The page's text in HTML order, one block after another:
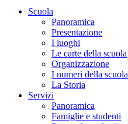
Scuola
Panoramica
Presentazione
I luoghi
Le carte della scuola
Organizzazione
I numeri della scuola
La Storia
Servizi
Panoramica
Famiglie e studenti